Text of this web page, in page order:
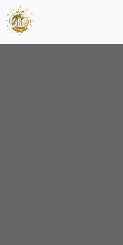
Panneau de gestion des cookies